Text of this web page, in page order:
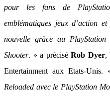
pour les fans de
emblématiques jeux d’action
nouvelle grâce au
Shooter. » a précisé Rob Dyer,
Entertainment aux Etats-Unis.
Reloaded avec le PlayStation